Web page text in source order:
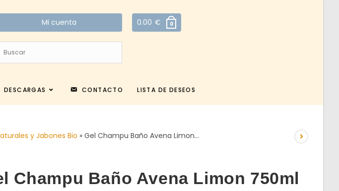
Mi cuenta 0.00 € 0
DESCARGAS CONTACTO LISTA DE DESEOS
y Jabones Bio » Gel Champu Baño Avena Limon…
Champu Baño Avena Limon 750ml